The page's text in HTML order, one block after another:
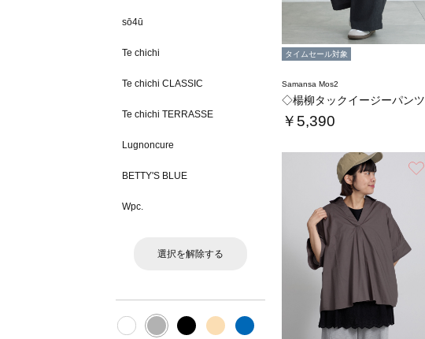
sō4ū
Te chichi
Te chichi CLASSIC
Te chichi TERRASSE
Lugnoncure
BETTY'S BLUE
Wpc.
選択を解除する
タイムセール対象
Samansa Mos2
◇楊柳タックイージーパンツ
￥5,390